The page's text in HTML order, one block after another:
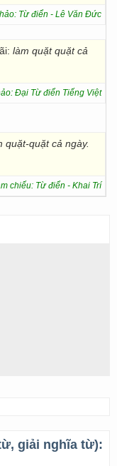
Từ điển - Lê Văn Đức
làm quặt quặt cả
Đại Từ điển Tiếng Việt
quặt-quặt cả ngày.
chiếu: Từ điển - Khai Trí
giải nghĩa từ):